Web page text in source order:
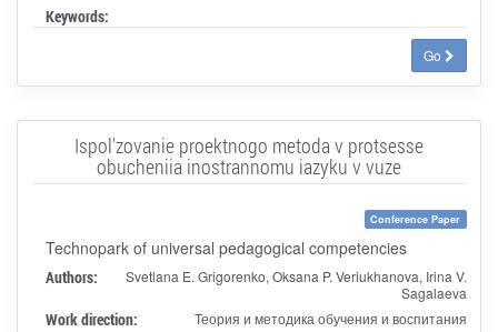
Keywords:
Go
Ispol'zovanie proektnogo metoda v protsesse
obucheniia inostrannomu iazyku v vuze
Conference Paper
Technopark of universal pedagogical competencies
Authors:
Svetlana E. Grigorenko, Oksana P. Veriukhanova, Irina V.
Sagalaeva
Work direction: Теория и методика обучения и воспитания